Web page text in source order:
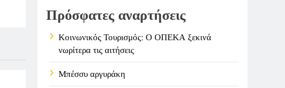
Σαρακήνικο και η φράση «Κρήτη ΟΦΗ»
σε επικίνδυνη γεωπολιτική συγκυρία
Πρόσφατες αναρτήσεις
Κοινωνικός Τουρισμός: Ο ΟΠΕΚΑ ξεκινά
νωρίτερα τις αιτήσεις
Μπέσσυ αργυράκη